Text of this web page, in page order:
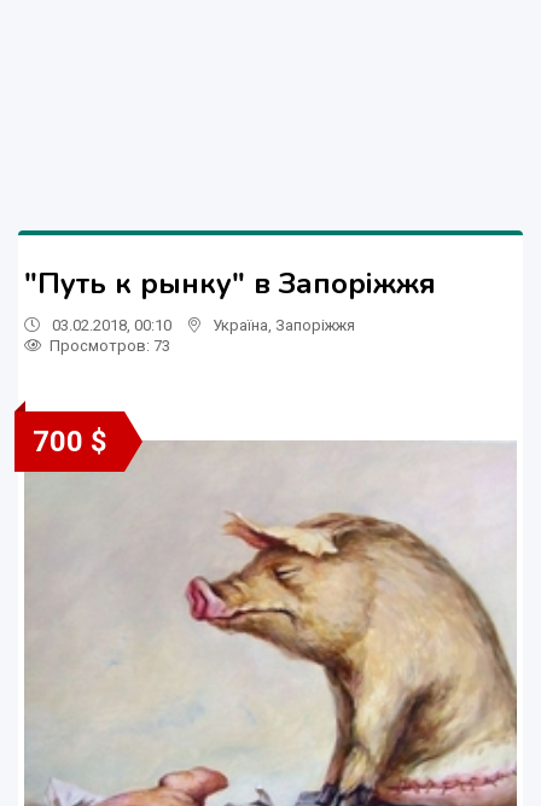
"Путь к рынку" в Запоріжжя
03.02.2018, 00:10 Україна Запоріжжя
Просмотров: 73
700 $